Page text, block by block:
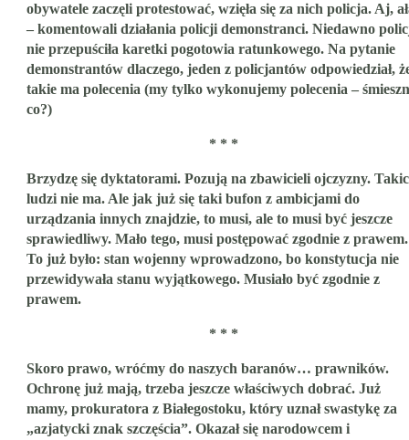
obywatele zaczęli protestować, wzięła się za nich policja. Aj,
– komentowali działania policji demonstranci. Niedawno
nie przepuściła karetki pogotowia ratunkowego. Na pytanie
demonstrantów dlaczego, jeden z policjantów odpowiedział,
takie ma polecenia (my tylko wykonujemy polecenia –
co?)
* * *
Brzydzę się dyktatorami. Pozują na zbawicieli ojczyzny.
ludzi nie ma. Ale jak już się taki bufon z ambicjami do
urządzania innych znajdzie, to musi, ale to musi być jeszcze
sprawiedliwy. Mało tego, musi postępować zgodnie z prawem.
To już było: stan wojenny wprowadzono, bo konstytucja nie
przewidywała stanu wyjątkowego. Musiało być zgodnie z
prawem.
* * *
Skoro prawo, wróćmy do naszych baranów… prawników.
Ochronę już mają, trzeba jeszcze właściwych dobrać. Już
mamy, prokuratora z Białegostoku, który uznał swastykę za
„azjatycki znak szczęścia”. Okazał się narodowcem i